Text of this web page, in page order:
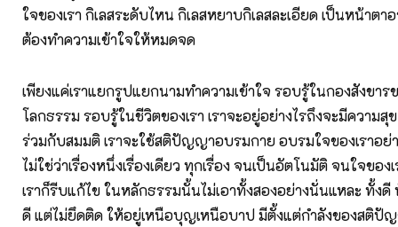
ใจของเรา กิเลสระดับไหน กิเลสหยาบกิเลสละเอียด เป็นหน้าตาอ
ต้องทำความเข้าใจให้หมดจด
เพียงแค่เราแยกรูปแยกนามทำความเข้าใจ รอบรู้ในกองสังขาร
โลกธรรม รอบรู้ในชีวิตของเรา เราจะอยู่อย่างไรถึงจะมีความสุ
ร่วมกับสมมติ เราจะใช้สติปัญญาอบรมกาย อบรมใจของเราอย่า
ไม่ใช่ว่าเรื่องหนึ่งเรื่องเดียว ทุกเรื่อง จนเป็นอัตโนมัติ จนใจของ
เราก็รีบแก้ไข ในหลักธรรมนั้นไม่เอาทั้งสองอย่างนั่นแหละ ทั้งดี
ดี แต่ไม่ยึดติด ให้อยู่เหนือบุญเหนือบาป มีตั้งแต่กำลังของสติปั